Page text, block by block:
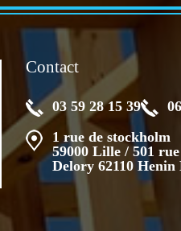
Contact
03 59 28 15 39
1 rue de stockholm
59000 Lille / 501
Delory 62110 Henin